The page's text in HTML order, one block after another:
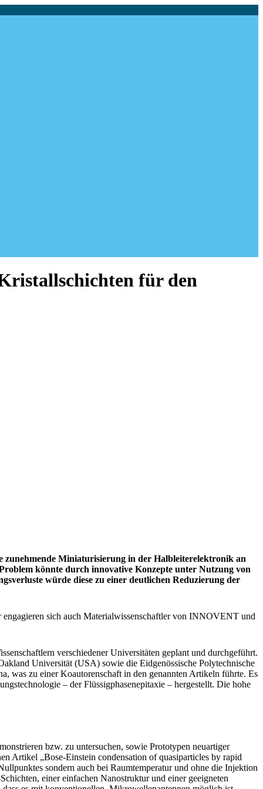
für den
zunehmende Miniaturisierung in der Halbleiterelektronik an
könnte durch innovative Konzepte unter Nutzung von
würde diese zu einer deutlichen Reduzierung der
sich auch Materialwissenschaftler von INNOVENT und
verschiedener Universitäten geplant und durchgeführt.
Universität (USA) sowie die Eidgenössische Polytechnische
was zu einer Koautorenschaft in den genannten Artikeln führte. Es
– der Flüssigphasenepitaxie – hergestellt. Die hohe
bzw. zu untersuchen, sowie Prototypen neuartiger
„Bose-Einstein condensation of quasiparticles by rapid
sondern auch bei Raumtemperatur und ohne die Injektion
einer einfachen Nanostruktur und einer geeigneten